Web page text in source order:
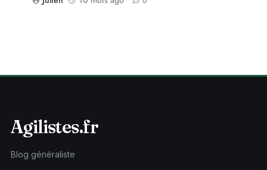
Agilistes.fr
Blog généraliste